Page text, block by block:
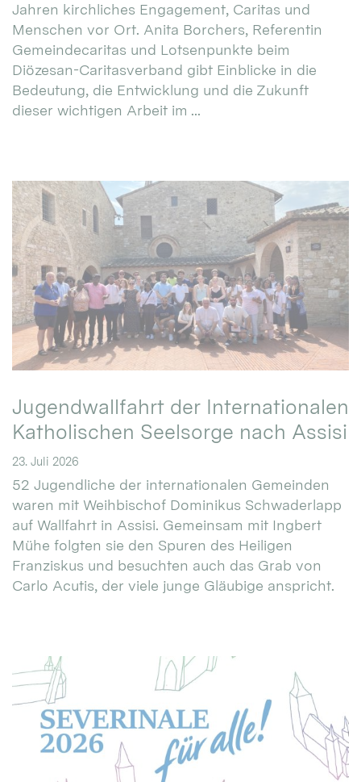
Jahren kirchliches Engagement, Caritas und
Menschen vor Ort. Anita Borchers, Referentin
Gemeindecaritas und Lotsenpunkte beim
Diözesan-Caritasverband gibt Einblicke in die
Bedeutung, die Entwicklung und die Zukunft
dieser wichtigen Arbeit im ...
Jugendwallfahrt der Internationalen
Katholischen Seelsorge nach Assisi
23. Juli 2026
52 Jugendliche der internationalen Gemeinden
waren mit Weihbischof Dominikus Schwaderlapp
auf Wallfahrt in Assisi. Gemeinsam mit Ingbert
Mühe folgten sie den Spuren des Heiligen
Franziskus und besuchten auch das Grab von
Carlo Acutis, der viele junge Gläubige anspricht.